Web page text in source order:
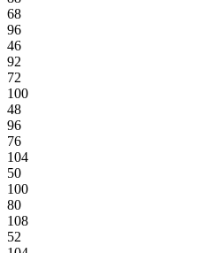
68
96
46
92
72
100
48
96
76
104
50
100
80
108
52